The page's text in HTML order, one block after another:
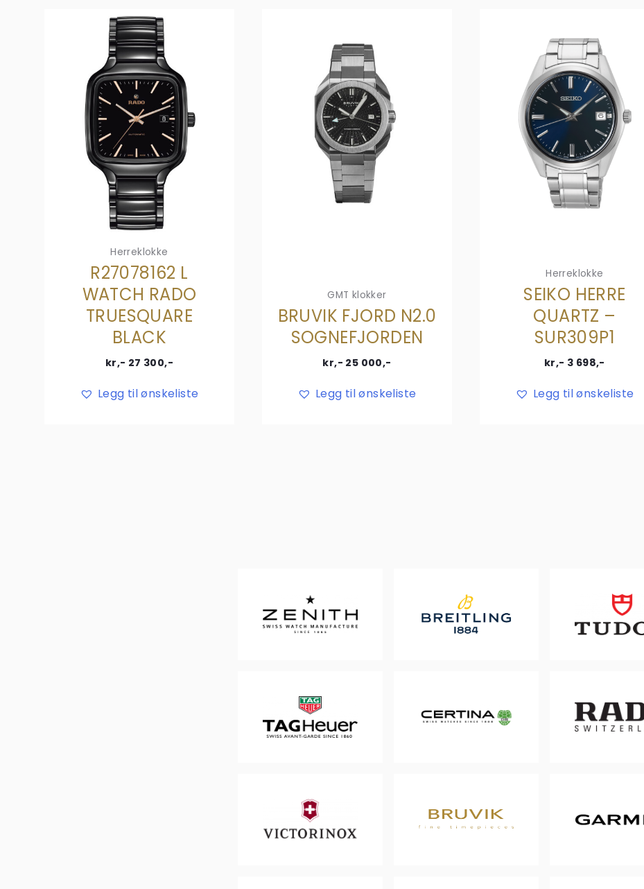
Herreklokke
R27078162 L
WATCH RADO
TRUESQUARE
BLACK
kr,- 27 300,-
Legg til ønskeliste
GMT klokker
BRUVIK FJORD N2.0
SOGNEFJORDEN
kr,- 25 000,-
Legg til ønskeliste
Herreklokke
SEIKO HERRE
QUARTZ –
SUR309P1
kr,- 3 698,-
Legg til ønskeliste